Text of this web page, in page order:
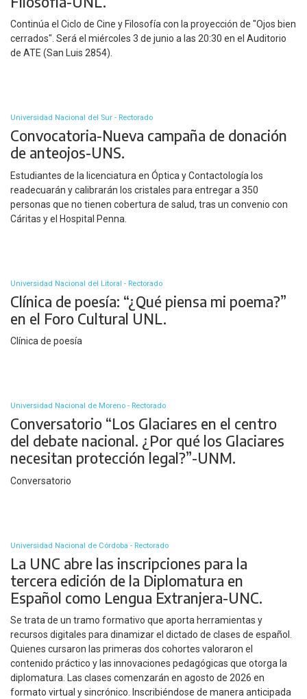
Continúa el Ciclo de Cine y Filosofía con la proyección de "Ojos bien
cerrados". Será el miércoles 3 de junio a las 20:30 en el Auditorio
de ATE (San Luis 2854).
Universidad Nacional del Sur - Rectorado
Convocatoria-Nueva campaña de donación
de anteojos-UNS.
Estudiantes de la licenciatura en Óptica y Contactología los
readecuarán y calibrarán los cristales para entregar a 350
personas que no tienen cobertura de salud, tras un convenio con
Cáritas y el Hospital Penna.
Universidad Nacional del Litoral - Rectorado
Clínica de poesía: “¿Qué piensa mi poema?”
en el Foro Cultural UNL.
Clínica de poesía
Universidad Nacional de Moreno - Rectorado
Conversatorio “Los Glaciares en el centro
del debate nacional. ¿Por qué los Glaciares
necesitan protección legal?”-UNM.
Conversatorio
Universidad Nacional de Córdoba - Rectorado
La UNC abre las inscripciones para la
tercera edición de la Diplomatura en
Español como Lengua Extranjera-UNC.
Se trata de un tramo formativo que aporta herramientas y
recursos digitales para dinamizar el dictado de clases de español.
Quienes cursaron las primeras dos cohortes valoraron el
contenido práctico y las innovaciones pedagógicas que otorga la
diplomatura. Las clases comenzarán en agosto de 2026 en
formato virtual y sincrónico. Inscribiéndose de manera anticipada